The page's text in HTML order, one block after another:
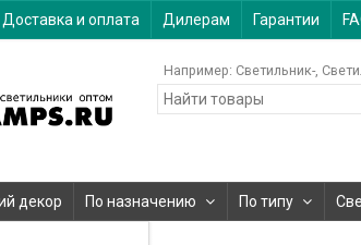
Доставка и оплата Дилерам Гарантии
Например: Светильник-
декор По назначению По типу